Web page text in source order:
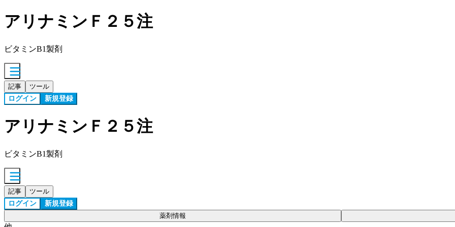
アリナミンＦ２５注
ビタミンB1製剤
記事 ツール
ログイン 新規登録
アリナミンＦ２５注
ビタミンB1製剤
記事 ツール
ログイン 新規登録
薬剤情報